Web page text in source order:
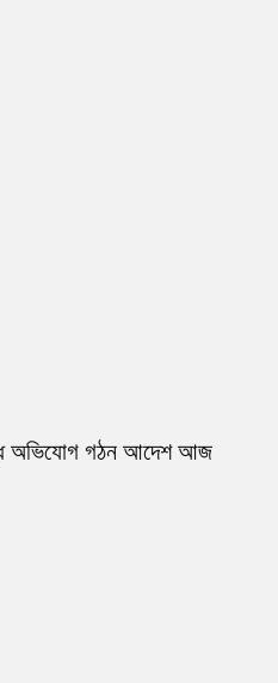
অভিযোগ গঠন আদেশ আজ